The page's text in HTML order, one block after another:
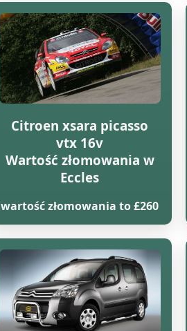
Citroen xsara picasso
vtx 16v
Wartość złomowania w
Eccles
wartość złomowania to £260